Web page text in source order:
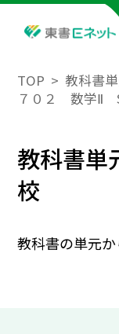
TOP
教科書
７０２ 数学Ⅱ
教科書単
校
教科書の単元か